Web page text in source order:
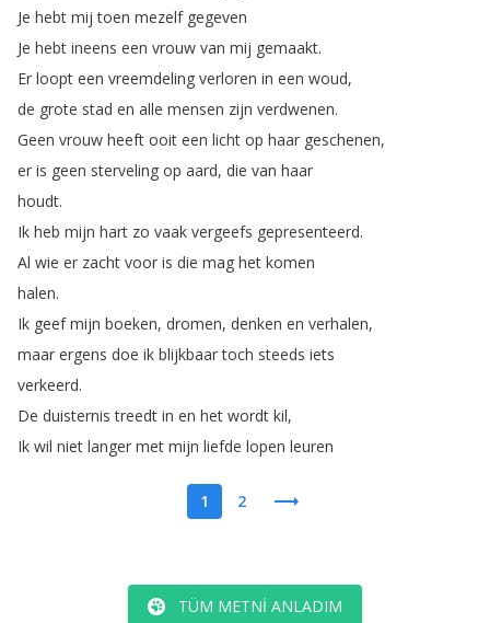
Je hebt mij toen mezelf gegeven
Je hebt ineens een vrouw van mij gemaakt.
Er loopt een vreemdeling verloren in een woud,
de grote stad en alle mensen zijn verdwenen.
Geen vrouw heeft ooit een licht op haar geschenen,
er is geen sterveling op aard, die van haar
houdt.
Ik heb mijn hart zo vaak vergeefs gepresenteerd.
Al wie er zacht voor is die mag het komen
halen.
Ik geef mijn boeken, dromen, denken en verhalen,
maar ergens doe ik blijkbaar toch steeds iets
verkeerd.
De duisternis treedt in en het wordt kil,
Ik wil niet langer met mijn liefde lopen leuren
1 2
TÜM METNI ANLADIM